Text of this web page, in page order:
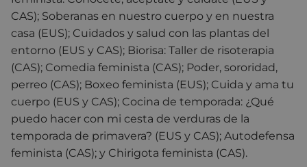
CAS); Soberanas en nuestro cuerpo y en nuestra
casa (EUS); Cuidados y salud con las plantas del
entorno (EUS y CAS); Biorisa: Taller de risoterapia
(CAS); Comedia feminista (CAS); Poder, sororidad,
perreo (CAS); Boxeo feminista (EUS); Cuida y ama tu
cuerpo (EUS y CAS); Cocina de temporada: ¿Qué
puedo hacer con mi cesta de verduras de la
temporada de primavera? (EUS y CAS); Autodefensa
feminista (CAS); y Chirigota feminista (CAS).